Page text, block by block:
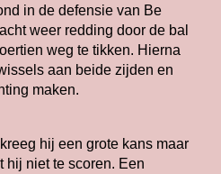
in de defensie van Be
weer redding door de bal
weg te tikken. Hierna
aan beide zijden en
maken.
hij een grote kans maar
hij niet te scoren. Een